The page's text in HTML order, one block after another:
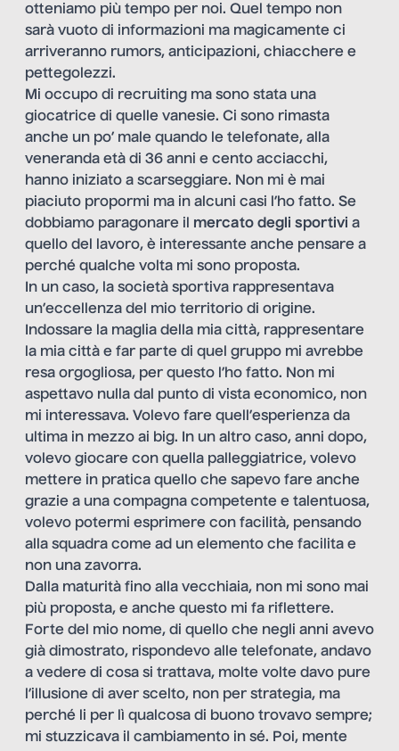
otteniamo più tempo per noi. Quel tempo non
sarà vuoto di informazioni ma magicamente ci
arriveranno rumors, anticipazioni, chiacchere e
pettegolezzi.
Mi occupo di recruiting ma sono stata una
giocatrice di quelle vanesie. Ci sono rimasta
anche un po’ male quando le telefonate, alla
veneranda età di 36 anni e cento acciacchi,
hanno iniziato a scarseggiare. Non mi è mai
piaciuto propormi ma in alcuni casi l’ho fatto. Se
dobbiamo paragonare il mercato degli sportivi a
quello del lavoro, è interessante anche pensare a
perché qualche volta mi sono proposta.
In un caso, la società sportiva rappresentava
un’eccellenza del mio territorio di origine.
Indossare la maglia della mia città, rappresentare
la mia città e far parte di quel gruppo mi avrebbe
resa orgogliosa, per questo l’ho fatto. Non mi
aspettavo nulla dal punto di vista economico, non
mi interessava. Volevo fare quell’esperienza da
ultima in mezzo ai big. In un altro caso, anni dopo,
volevo giocare con quella palleggiatrice, volevo
mettere in pratica quello che sapevo fare anche
grazie a una compagna competente e talentuosa,
volevo potermi esprimere con facilità, pensando
alla squadra come ad un elemento che facilita e
non una zavorra.
Dalla maturità fino alla vecchiaia, non mi sono mai
più proposta, e anche questo mi fa riflettere.
Forte del mio nome, di quello che negli anni avevo
già dimostrato, rispondevo alle telefonate, andavo
a vedere di cosa si trattava, molte volte davo pure
l’illusione di aver scelto, non per strategia, ma
perché li per lì qualcosa di buono trovavo sempre;
mi stuzzicava il cambiamento in sé. Poi, mente